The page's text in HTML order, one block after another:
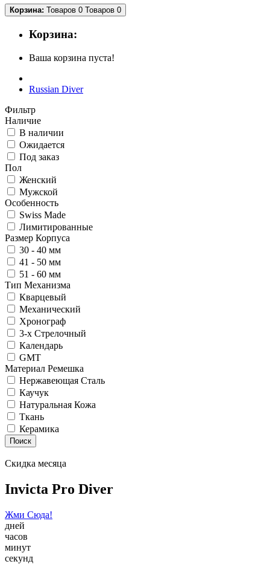
Корзина: Товаров 0 Товаров 0
Корзина:
Ваша корзина пуста!
Russian Diver
Фильтр
Наличие
В наличии
Ожидается
Под заказ
Пол
Женский
Мужской
Особенность
Swiss Made
Лимитированные
Размер Корпуса
30 - 40 мм
41 - 50 мм
51 - 60 мм
Тип Механизма
Кварцевый
Механический
Хронограф
3-х Стрелочный
Календарь
GMT
Материал Ремешка
Нержавеющая Сталь
Каучук
Натуральная Кожа
Ткань
Керамика
Поиск
Скидка месяца
Invicta Pro Diver
Жми Сюда!
дней
часов
минут
секунд